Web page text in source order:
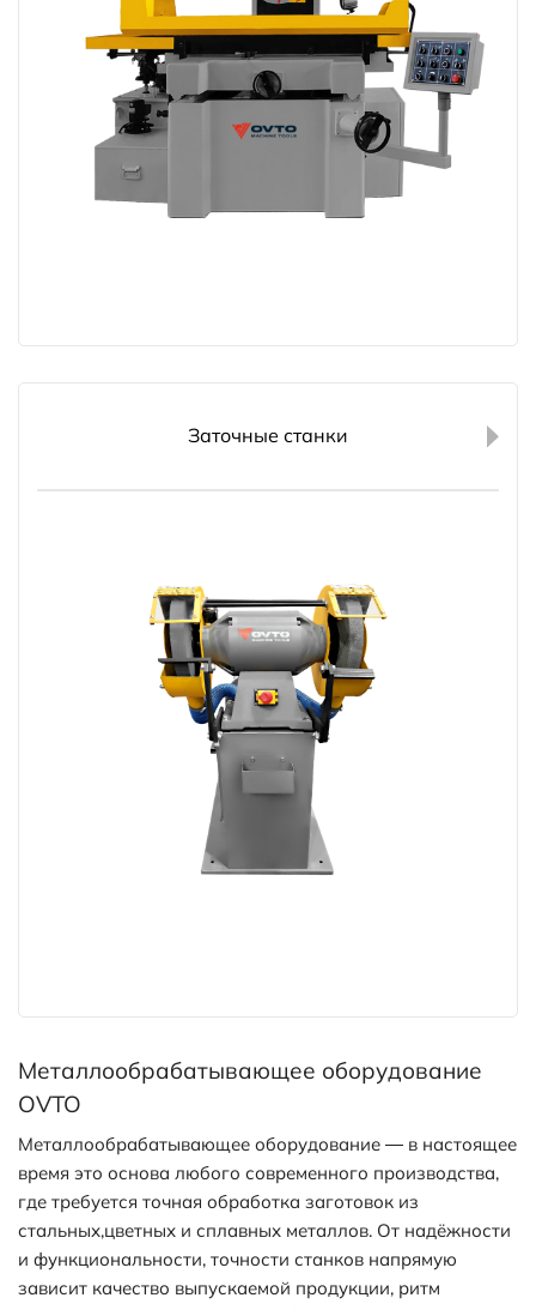
Заточные станки
Металлообрабатывающее оборудование
OVTO
Металлообрабатывающее оборудование — в настоящее
время это основа любого современного производства,
где требуется точная обработка заготовок из
стальных,цветных и сплавных металлов. От надёжности
и функциональности, точности станков напрямую
зависит качество выпускаемой продукции, ритм